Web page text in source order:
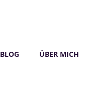
BLOG ÜBER MICH